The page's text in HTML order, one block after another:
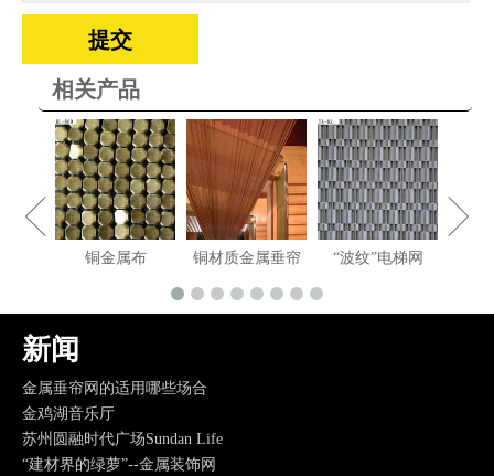
提交
相关产品
铜金属布 铜材质金属垂帘 “波纹”电梯网
新闻
午后时光------小故事
东京宮下公园
吊顶：光线与色彩的柔光反射，室内设计新宠儿。
金鸡湖音乐厅
苏州圆融时代广场Sundan Life
“建材界的绿萝”--金属装饰网